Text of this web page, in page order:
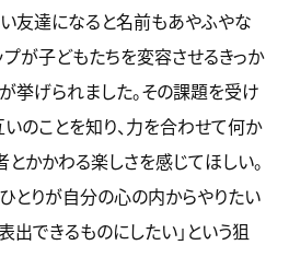
友達になると名前もあやふやな
プが子どもたちを変容させるきっか
挙げられました。その課題を受け
いのことを知り、力を合わせて何か
とかかわる楽しさを感じてほしい。
とりが自分の心の内からやりたい
出できるものにしたい」という狙